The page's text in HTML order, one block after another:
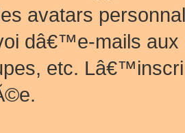
avatars
dâ€™e-mails
etc.